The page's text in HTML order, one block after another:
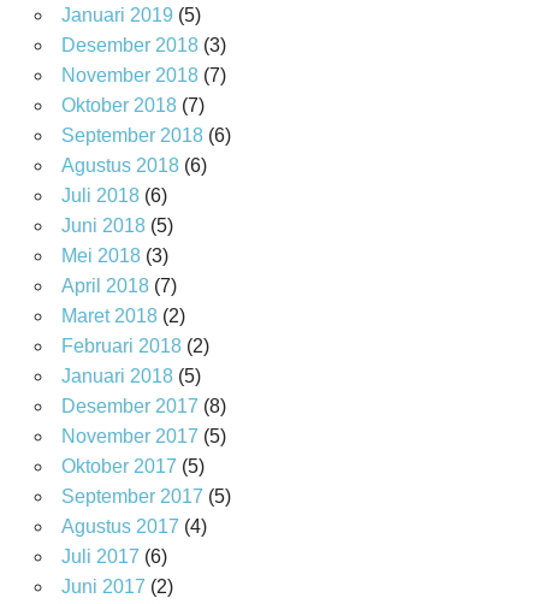
Januari 2019 (5)
Desember 2018(3)
November 2018(7)
Oktober 2018(7)
September 2018(6)
Agustus 2018(6)
Juli 2018(6)
Juni 2018(5)
Mei 2018(3)
April 2018(7)
Maret 2018(2)
Februari 2018(2)
Januari 2018(5)
Desember 2017 (8)
November 2017 (5)
Oktober 2017 (5)
September 2017 (5)
Agustus 2017 (4)
Juli 2017 (6)
Juni 2017 (2)